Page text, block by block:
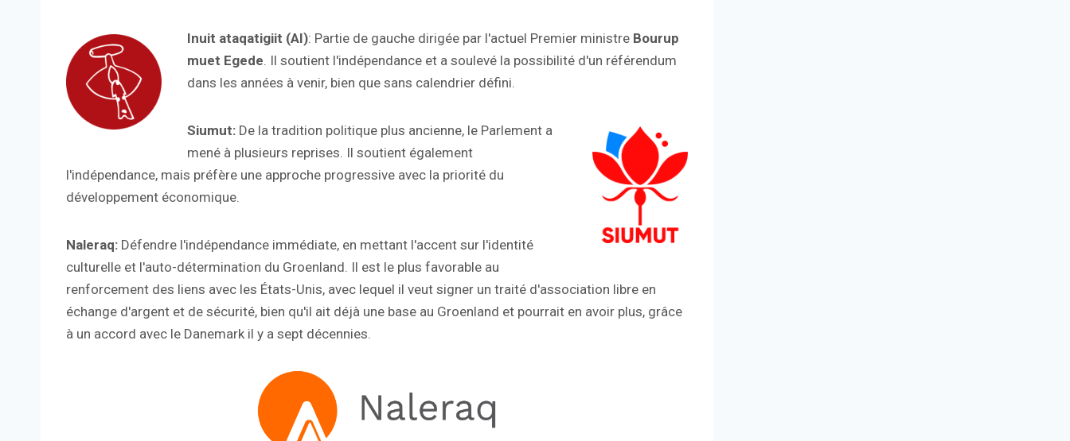
Inuit ataqatigiit (AI): Partie de gauche dirigée par l'actuel Premier ministre Bourup
muet Egede. Il soutient l'indépendance et a soulevé la possibilité d'un référendum
dans les années à venir, bien que sans calendrier défini.
Siumut: De la tradition politique plus ancienne, le Parlement a
mené à plusieurs reprises. Il soutient également
l'indépendance, mais préfère une approche progressive avec la priorité du
développement économique.
Naleraq: Défendre l'indépendance immédiate, en mettant l'accent sur l'identité
culturelle et l'auto-détermination du Groenland. Il est le plus favorable au
renforcement des liens avec les États-Unis, avec lequel il veut signer un traité d'association libre en
échange d'argent et de sécurité, bien qu'il ait déjà une base au Groenland et pourrait en avoir plus, grâce
à un accord avec le Danemark il y a sept décennies.